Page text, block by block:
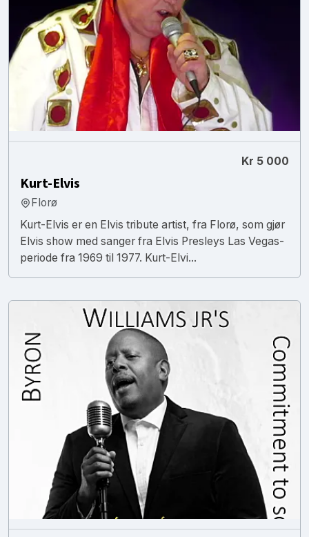
Kr 5 000
Kurt-Elvis
Florø
Kurt-Elvis er en Elvis tribute artist, fra Florø, som gjør
Elvis show med sanger fra Elvis Presleys Las Vegas-
periode fra 1969 til 1977. Kurt-Elvi...